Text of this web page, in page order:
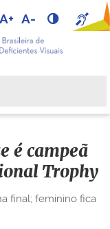
A+ A-
é campeã
Trophy
final; feminino fica